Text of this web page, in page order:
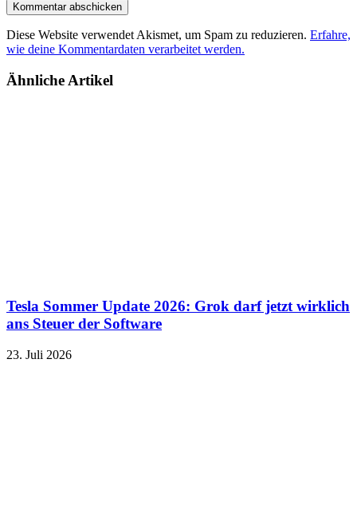
Diese Website verwendet Akismet, um Spam zu reduzieren. Erfahre,
wie deine Kommentardaten verarbeitet werden.
Ähnliche Artikel
Tesla Sommer Update 2026: Grok darf jetzt wirklich
ans Steuer der Software
23. Juli 2026